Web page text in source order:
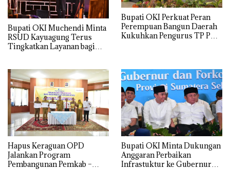
Bupati OKI Muchendi Minta
RSUD Kayuagung Terus
Tingkatkan Layanan bagi
Bupati OKI Perkuat Peran
Perempuan Bangun Daerah
Kukuhkan Pengurus TP PKK,
Hapus Keraguan OPD
Jalankan Program
Pembangunan Pemkab –
Bupati OKI Minta Dukungan
Anggaran Perbaikan
Infrastuktur ke Gubernur